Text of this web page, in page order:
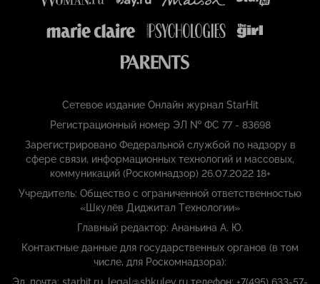
Сетевое издание Онлайн журнал StarHit
Регистрационный номер ЭЛ № ФС 77 - 83698
Зарегистрировано Федеральной службой по надзору в
сфере связи, информационных технологий и массовых,
коммуникаций (Роскомнадзор) 26.07.2022 18+
Учредитель: Общество с ограниченной ответственностью
«Шкулёв Диджитал Технологии»
Главный редактор: Ананьина А. Ю.
Контактные данные для государственных органов (в том
числе, для Роскомнадзора):